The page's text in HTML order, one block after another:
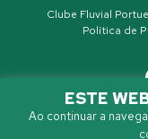
Clube Fluvial
Política de
ESTE
Ao continuar a